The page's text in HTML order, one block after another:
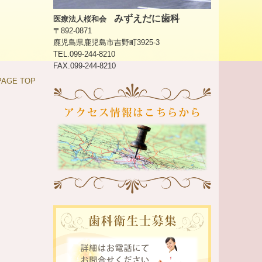
TOP
医療法人桜和会 みずえだに歯科
〒892-0871
鹿児島県鹿児島市吉野町3925-3
TEL. 099-244-8210
FAX.099-244-8210